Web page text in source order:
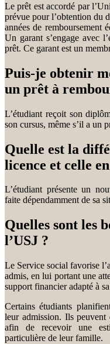
Le prêt est accordé par
prévue pour l’obtention du
années de remboursement
Un garant s’engage avec
prêt. Ce garant est un
Puis-je obtenir
un prêt à
L’étudiant reçoit son
son cursus, même s’il a un
Quelle est la
licence et celle
L’étudiant présente un
faite dépendamment de sa
Quelles sont les
l’USJ ?
Le Service social favorise
admis, en lui portant une
support financier adapté à
Certains étudiants
leur admission. Ils peuvent
afin de recevoir une
particulière de leur famille.